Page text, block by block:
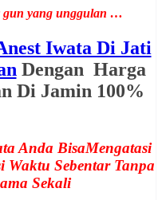
gun yang unggulan …
Iwata Di Jati
Dengan Harga
Di Jamin 100%
Anda BisaMengatasi
Sebentar Tanpa
Sekali